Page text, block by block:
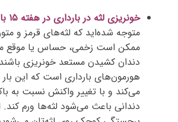
خونریزی لثه در بارداری در هفته ۱۵ بارداری:
متوجه شده‌اید که لثه‌های قرمز و
ممکن است زخمی، حساس یا موقع
دندان کشیدن مستعد خونریزی
هورمون‌های بارداری است که این
می‌کند و با تغییر واکنش نسبت به
دندانی باعث می‌شود لثه‌ها ورم کند.